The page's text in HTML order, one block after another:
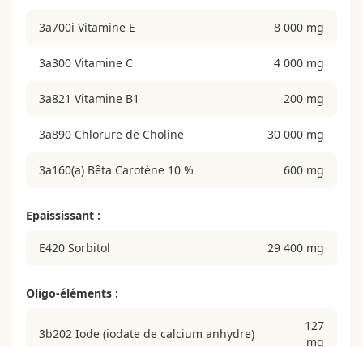
3a700i Vitamine E 8 000 mg
3a300 Vitamine C 4 000 mg
3a821 Vitamine B1 200 mg
3a890 Chlorure de Choline 30 000 mg
3a160(a) Bêta Carotène 10 % 600 mg
Epaississant :
E420 Sorbitol 29 400 mg
Oligo-éléments :
3b202 Iode (iodate de calcium anhydre)
127
mg